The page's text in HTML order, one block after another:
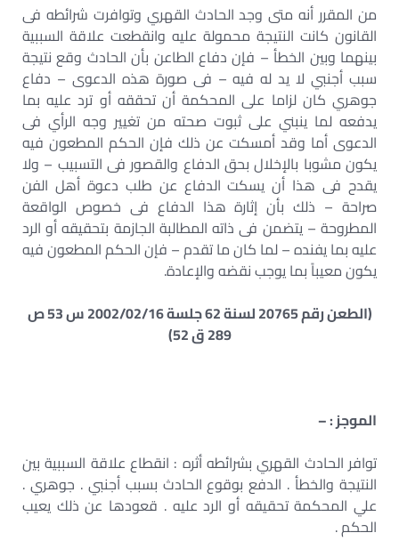
من المقرر أنه متى وجد الحادث القهري وتوافرت شرائطه فى
القانون كانت النتيجة محمولة عليه وانقطعت علاقة السببية
بينهما وبين الخطأ – فإن دفاع الطاعن بأن الحادث وقع نتيجة
سبب أجنبي لا يد له فيه – فى صورة هذه الدعوى – دفاع
جوهري كان لزاما على المحكمة أن تحققه أو ترد عليه بما
يدفعه لما ينبني على ثبوت صحته من تغيير وجه الرأي فى
الدعوى أما وقد أمسكت عن ذلك فإن الحكم المطعون فيه
يكون مشوبا بالإخلال بحق الدفاع والقصور فى التسبيب – ولا
يقدح فى هذا أن يسكت الدفاع عن طلب دعوة أهل الفن
صراحة – ذلك بأن إثارة هذا الدفاع فى خصوص الواقعة
المطروحة – يتضمن فى ذاته المطالبة الجازمة بتحقيقه أو الرد
عليه بما يفنده – لما كان ما تقدم – فإن الحكم المطعون فيه
يكون معيباً بما يوجب نقضه والإعادة.
(الطعن رقم 20765 لسنة 62 جلسة 2002/02/16 س 53 ص
289 ق 52)
الموجز : –
توافر الحادث القهري بشرائطه أثره : انقطاع علاقة السببية بين
النتيجة والخطأ . الدفع بوقوع الحادث بسبب أجنبي . جوهري .
علي المحكمة تحقيقه أو الرد عليه . قعودها عن ذلك يعيب
الحكم .